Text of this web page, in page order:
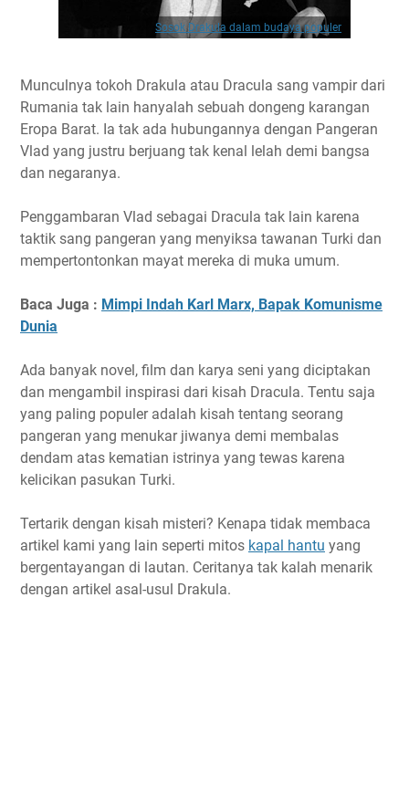
Sosok Drakula dalam budaya populer
Munculnya tokoh Drakula atau Dracula sang vampir dari
Rumania tak lain hanyalah sebuah dongeng karangan
Eropa Barat. Ia tak ada hubungannya dengan Pangeran
Vlad yang justru berjuang tak kenal lelah demi bangsa
dan negaranya.
Penggambaran Vlad sebagai Dracula tak lain karena
taktik sang pangeran yang menyiksa tawanan Turki dan
mempertontonkan mayat mereka di muka umum.
Baca Juga : Mimpi Indah Karl Marx, Bapak Komunisme
Dunia
Ada banyak novel, film dan karya seni yang diciptakan
dan mengambil inspirasi dari kisah Dracula. Tentu saja
yang paling populer adalah kisah tentang seorang
pangeran yang menukar jiwanya demi membalas
dendam atas kematian istrinya yang tewas karena
kelicikan pasukan Turki.
Tertarik dengan kisah misteri? Kenapa tidak membaca
artikel kami yang lain seperti mitos kapal hantu yang
bergentayangan di lautan. Ceritanya tak kalah menarik
dengan artikel asal-usul Drakula.